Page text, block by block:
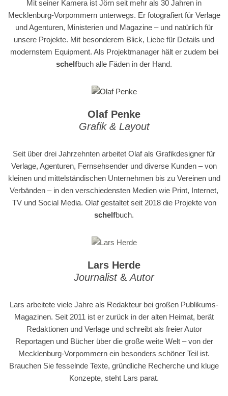
Mit seiner Kamera ist Jörn seit mehr als 30 Jahren in
Mecklenburg-Vorpommern unterwegs. Er fotografiert für Verlage
und Agenturen, Ministerien und Magazine – und natürlich für
unsere Projekte. Mit besonderem Blick, Liebe für Details und
modernstem Equipment. Als Projektmanager hält er zudem bei
schelfbuch alle Fäden in der Hand.
Olaf Penke
Grafik & Layout
Seit über drei Jahrzehnten arbeitet Olaf als Grafikdesigner für
Verlage, Agenturen, Fernsehsender und diverse Kunden – von
kleinen und mittelständischen Unternehmen bis zu Vereinen und
Verbänden – in den verschiedensten Medien wie Print, Internet,
TV und Social Media. Olaf gestaltet seit 2018 die Projekte von
schelfbuch.
Lars Herde
Journalist&Autor
Lars arbeitete viele Jahre als Redakteur bei großen Publikums-
Magazinen. Seit 2011 ist er zurück in der alten Heimat, berät
Redaktionen und Verlage und schreibt als freier Autor
Reportagen und Bücher über die große weite Welt – von der
Mecklenburg-Vorpommern ein besonders schöner Teil ist.
Brauchen Sie fesselnde Texte, gründliche Recherche und kluge
Konzepte, steht Lars parat.